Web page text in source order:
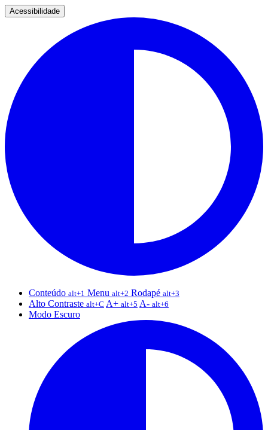
Acessibilidade
Conteúdo alt+1 Menu alt+2 Rodapé alt+3
Alto Contraste alt+C A+ alt+5 A- alt+6
Modo Escuro